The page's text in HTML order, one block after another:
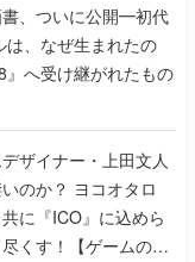
書、ついに公開━初代
は、なぜ生まれたの
』へ受け継がれたもの
ザイナー・上田文人
のか？ ヨコオタロ
に『ICO』に込めら
くす！【ゲームの企